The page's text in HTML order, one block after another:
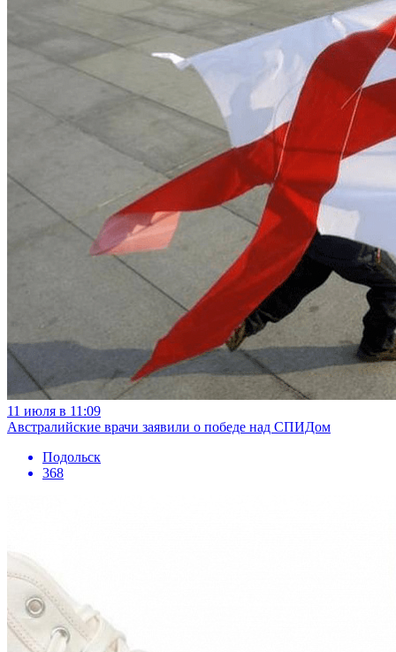
11 июля в 11:09
Австралийские врачи заявили о победе над СПИДом
Подольск
368